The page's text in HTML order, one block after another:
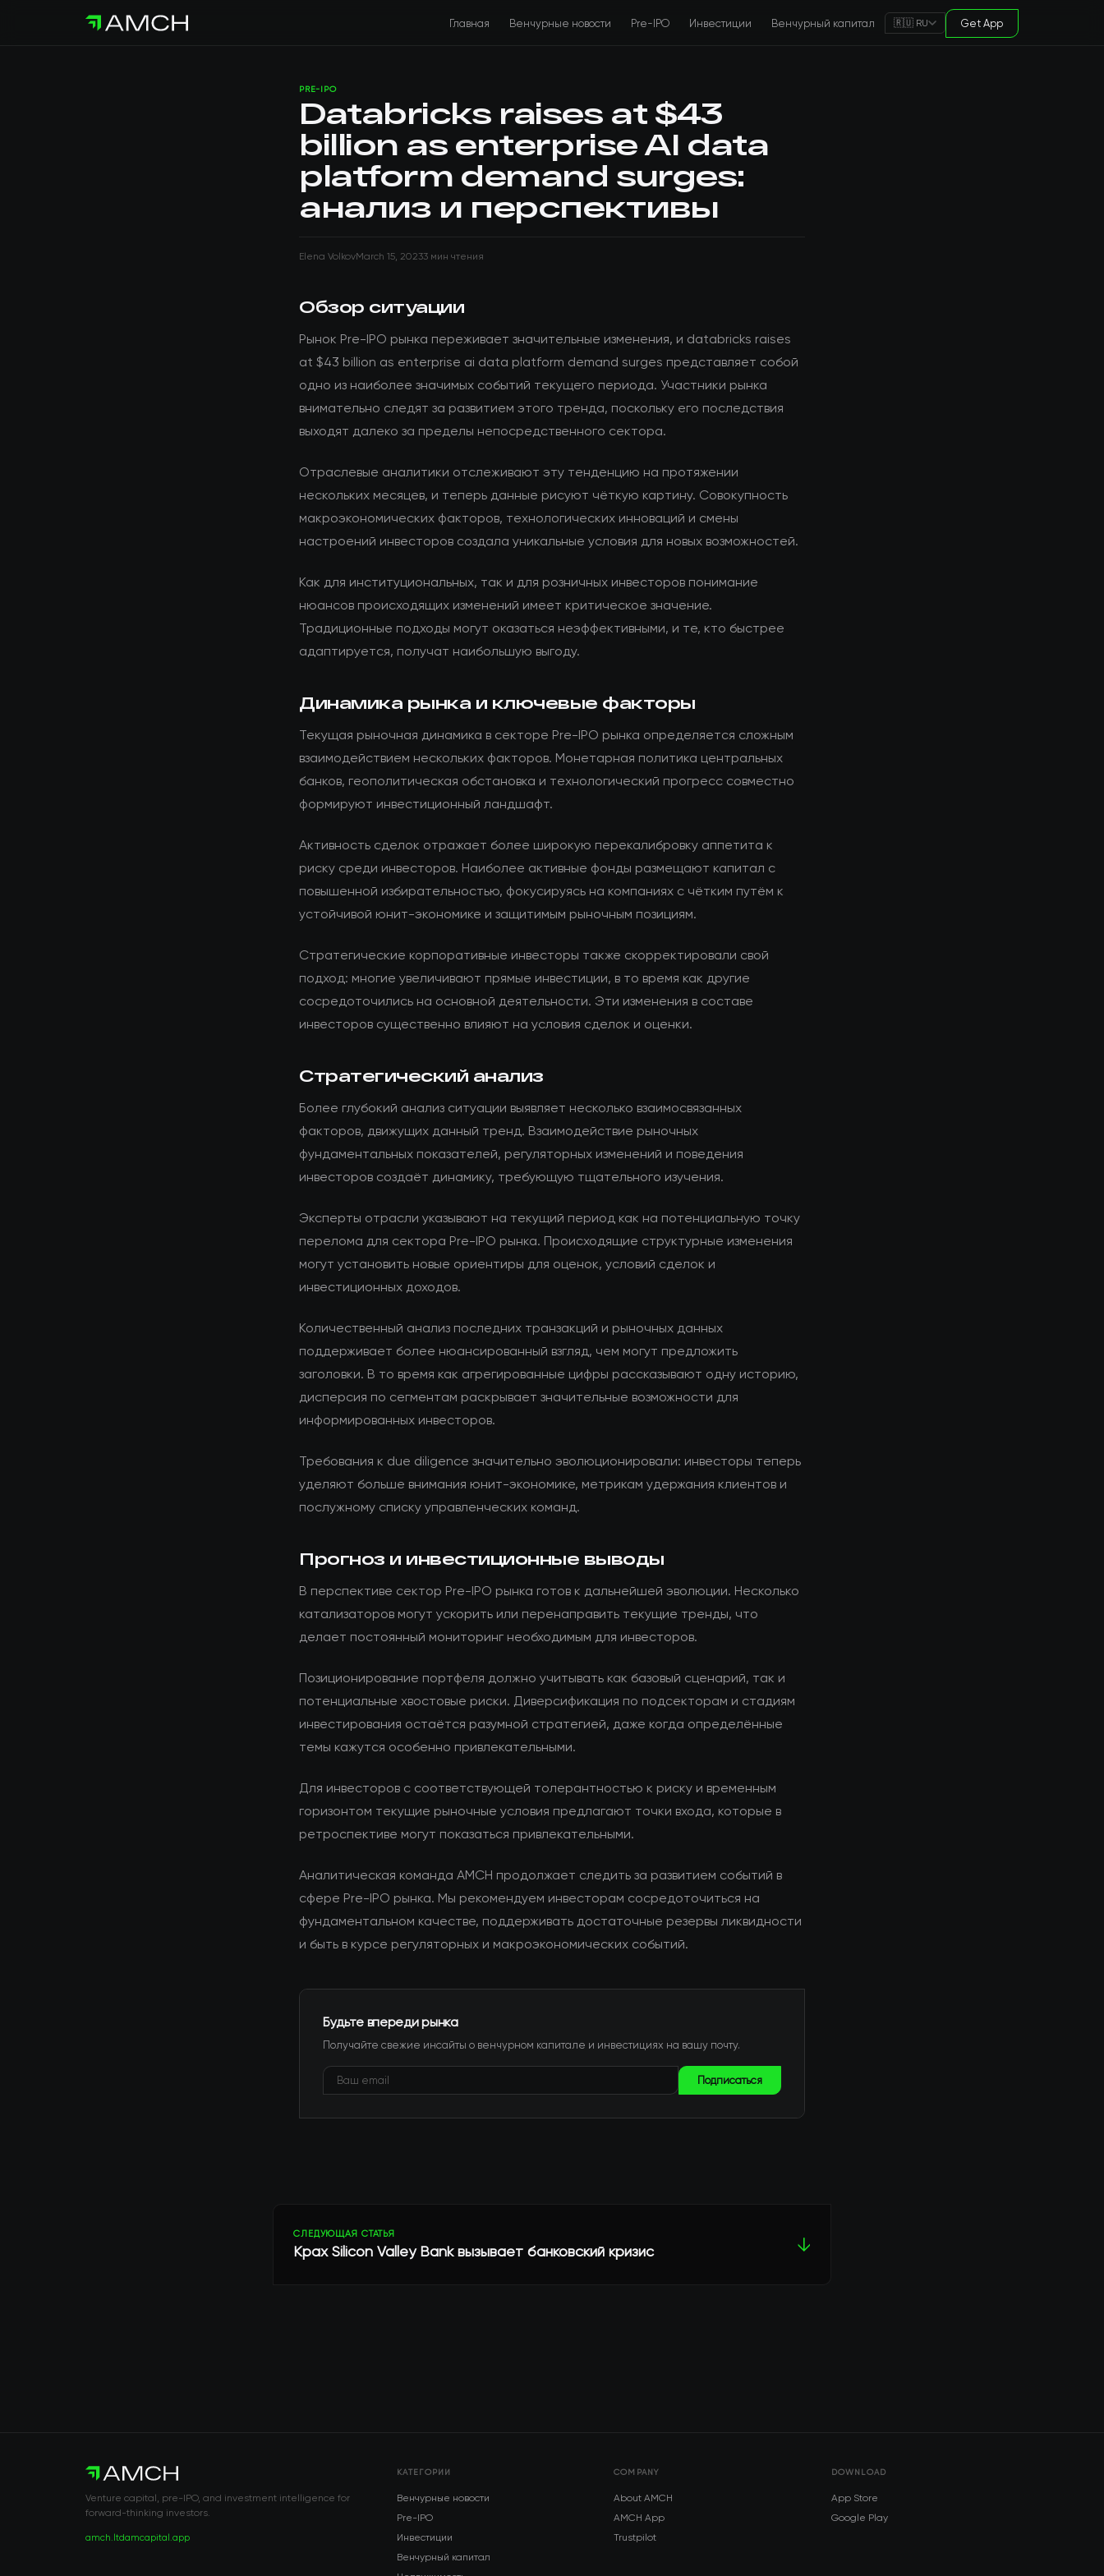
Главная Венчурные новости Pre-IPO Инвестиции Венчурный капитал 🇷🇺 RU Get App
PRE-IPO
Databricks raises at $43
billion as enterprise AI data
platform demand surges:
анализ и перспективы
Elena VolkovMarch 15, 20233 мин чтения
Обзор ситуации
Рынок Pre-IPO рынка переживает значительные изменения, и databricks raises
at $43 billion as enterprise ai data platform demand surges представляет собой
одно из наиболее значимых событий текущего периода. Участники рынка
внимательно следят за развитием этого тренда, поскольку его последствия
выходят далеко за пределы непосредственного сектора.
Отраслевые аналитики отслеживают эту тенденцию на протяжении
нескольких месяцев, и теперь данные рисуют чёткую картину. Совокупность
макроэкономических факторов, технологических инноваций и смены
настроений инвесторов создала уникальные условия для новых возможностей.
Как для институциональных, так и для розничных инвесторов понимание
нюансов происходящих изменений имеет критическое значение.
Традиционные подходы могут оказаться неэффективными, и те, кто быстрее
адаптируется, получат наибольшую выгоду.
Динамика рынка и ключевые факторы
Текущая рыночная динамика в секторе Pre-IPO рынка определяется сложным
взаимодействием нескольких факторов. Монетарная политика центральных
банков, геополитическая обстановка и технологический прогресс совместно
формируют инвестиционный ландшафт.
Активность сделок отражает более широкую перекалибровку аппетита к
риску среди инвесторов. Наиболее активные фонды размещают капитал с
повышенной избирательностью, фокусируясь на компаниях с чётким путём к
устойчивой юнит-экономике и защитимым рыночным позициям.
Стратегические корпоративные инвесторы также скорректировали свой
подход: многие увеличивают прямые инвестиции, в то время как другие
сосредоточились на основной деятельности. Эти изменения в составе
инвесторов существенно влияют на условия сделок и оценки.
Стратегический анализ
Более глубокий анализ ситуации выявляет несколько взаимосвязанных
факторов, движущих данный тренд. Взаимодействие рыночных
фундаментальных показателей, регуляторных изменений и поведения
инвесторов создаёт динамику, требующую тщательного изучения.
Эксперты отрасли указывают на текущий период как на потенциальную точку
перелома для сектора Pre-IPO рынка. Происходящие структурные изменения
могут установить новые ориентиры для оценок, условий сделок и
инвестиционных доходов.
Количественный анализ последних транзакций и рыночных данных
поддерживает более нюансированный взгляд, чем могут предложить
заголовки. В то время как агрегированные цифры рассказывают одну историю,
дисперсия по сегментам раскрывает значительные возможности для
информированных инвесторов.
Требования к due diligence значительно эволюционировали: инвесторы теперь
уделяют больше внимания юнит-экономике, метрикам удержания клиентов и
послужному списку управленческих команд.
Прогноз и инвестиционные выводы
В перспективе сектор Pre-IPO рынка готов к дальнейшей эволюции. Несколько
катализаторов могут ускорить или перенаправить текущие тренды, что
делает постоянный мониторинг необходимым для инвесторов.
Позиционирование портфеля должно учитывать как базовый сценарий, так и
потенциальные хвостовые риски. Диверсификация по подсекторам и стадиям
инвестирования остаётся разумной стратегией, даже когда определённые
темы кажутся особенно привлекательными.
Для инвесторов с соответствующей толерантностью к риску и временным
горизонтом текущие рыночные условия предлагают точки входа, которые в
ретроспективе могут показаться привлекательными.
Аналитическая команда AMCH продолжает следить за развитием событий в
сфере Pre-IPO рынка. Мы рекомендуем инвесторам сосредоточиться на
фундаментальном качестве, поддерживать достаточные резервы ликвидности
и быть в курсе регуляторных и макроэкономических событий.
Будьте впереди рынка
Получайте свежие инсайты о венчурном капитале и инвестициях на вашу почту.
Подписаться
СЛЕДУЮЩАЯ СТАТЬЯ
Крах Silicon Valley Bank вызывает банковский кризис ↓
Venture capital, pre-IPO, and investment intelligence for
forward-thinking investors.
amch.ltdamcapital.app
КАТЕГОРИИ
Венчурные новости
Pre-IPO
Инвестиции
Венчурный капитал
COMPANY
About AMCH
AMCH App
Trustpilot
DOWNLOAD
App Store
Google Play